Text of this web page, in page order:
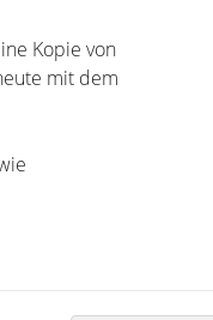
Kopie von
mit dem